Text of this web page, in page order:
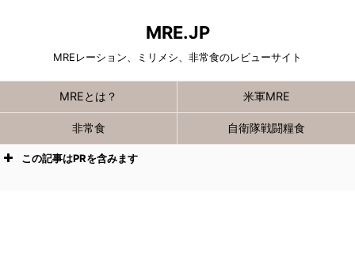
MRE.JP
MREレーション、ミリメシ、非常食のレビューサイト
MREとは？ 米軍MRE
非常食 自衛隊戦闘糧食
この記事はPRを含みます